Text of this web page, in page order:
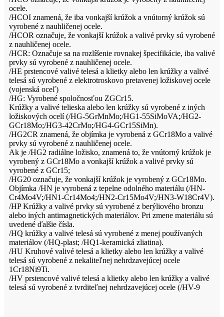
ocele.
/HCOI znamená, že iba vonkajší krúžok a vnútorný krúžok sú
vyrobené z nauhličenej ocele.
/HCOR označuje, že vonkajší krúžok a valivé prvky sú vyrobené
z nauhličenej ocele.
/HCR: Označuje sa na rozlíšenie rovnakej špecifikácie, iba valivé
prvky sú vyrobené z nauhličenej ocele.
/HE prstencové valivé telesá a klietky alebo len krúžky a valivé
telesá sú vyrobené z elektrotroskovo pretavenej ložiskovej ocele
(vojenská oceľ)
/HG: Vyrobené spoločnosťou ZGCr15.
Krúžky a valivé telieska alebo len krúžky sú vyrobené z iných
ložiskových ocelí (/HG-5GrMnMo;/HG1-55SiMoVA;/HG2-
GCr18Mo;/HG3-42CrMo;/HG4-GCr15SiMn).
/HG2CR znamená, že objímka je vyrobená z GCr18Mo a valivé
prvky sú vyrobené z nauhličenej ocele.
Ak je /HG2 radiálne ložisko, znamená to, že vnútorný krúžok je
vyrobený z GCr18Mo a vonkajší krúžok a valivé prvky sú
vyrobené z GCr15;
/HG20 označuje, že vonkajší krúžok je vyrobený z GCr18Mo.
Objímka /HN je vyrobená z tepelne odolného materiálu (/HN-
Cr4Mo4V;/HN1-Cr14Mo4;/HN2-Cr15Mo4V;/HN3-W18Cr4V).
/HP Krúžky a valivé prvky sú vyrobené z berýliového bronzu
alebo iných antimagnetických materiálov. Pri zmene materiálu sú
uvedené ďalšie čísla.
/HQ krúžky a valivé telesá sú vyrobené z menej používaných
materiálov (/HQ-plast; /HQ1-keramická zliatina).
/HU Kruhové valivé telesá a klietky alebo len krúžky a valivé
telesá sú vyrobené z nekaliteľnej nehrdzavejúcej ocele
1Cr18Ni9Ti.
/HV prstencové valivé telesá a klietky alebo len krúžky a valivé
telesá sú vyrobené z tvrditeľnej nehrdzavejúcej ocele (/HV-9